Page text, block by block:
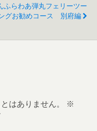
ふらわあ弾丸フェリーツー
グお勧めコース 別府編
はありません。
※